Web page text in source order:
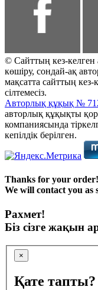
© Сайттың кез-
көшіру, сондай-ақ
мақсатта сайттың
сілтемесіз.
Авторлық құқық №
авторлық құқықты
компаниясында
кепілдік берілген.
Thanks for your order!
We will contact you as
Рахмет!
Біз сізге жақын
×
Қате тапты?